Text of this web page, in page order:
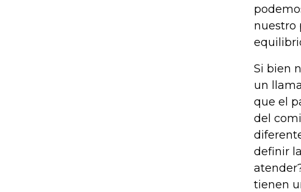
nuestro
Si bien
un
que el
del
definir
tienen